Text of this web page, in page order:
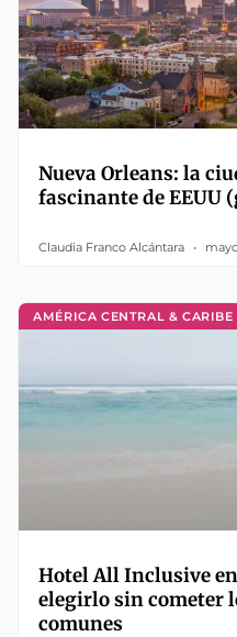
Nueva Orleans: la
fascinante de EEUU
Claudia Franco Alcántara
AMÉRICA CENTRAL & CARIBE
Hotel All Inclusive
elegirlo sin cometer
comunes